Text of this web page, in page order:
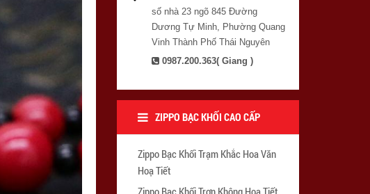
số nhà 23 ngõ 845 Đường
Dương Tự Minh, Phường Quang
Vinh Thành Phố Thái Nguyên
0987.200.363( Giang )
ZIPPO BẠC KHỐI CAO CẤP
Zippo Bạc Khối Trạm Khắc Hoa Văn
Hoạ Tiết
Zippo Bạc Khối Trơn Không Hoạ Tiết